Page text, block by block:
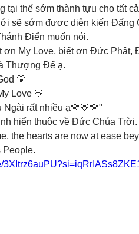
tại thế sớm thành tựu cho tất
Điển muốn nói.
ơn My Love, biết ơn Đức Phật,
Thượng Đế ạ.
💛
Love 💛
Ngài rất nhiều ạ💛💛💛"
hiển thuộc về Đức Chúa
the hearts are now at ease
People.